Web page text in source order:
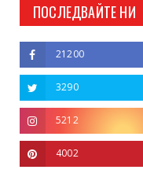
ПОСЛЕДВАЙТЕ НИ
21200
3290
5212
4002